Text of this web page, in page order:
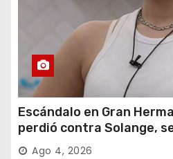
Escándalo en Gran
perdió contra Solange,
desafió al Big
Ago 4, 2026